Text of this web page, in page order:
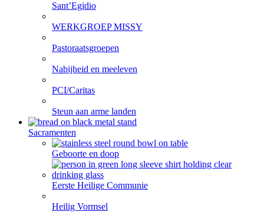
Sant’Egidio
WERKGROEP MISSY
Pastoraatsgroepen
Nabijheid en meeleven
PCI/Caritas
Steun aan arme landen
Sacramenten
Geboorte en doop
Eerste Heilige Communie
Heilig Vormsel